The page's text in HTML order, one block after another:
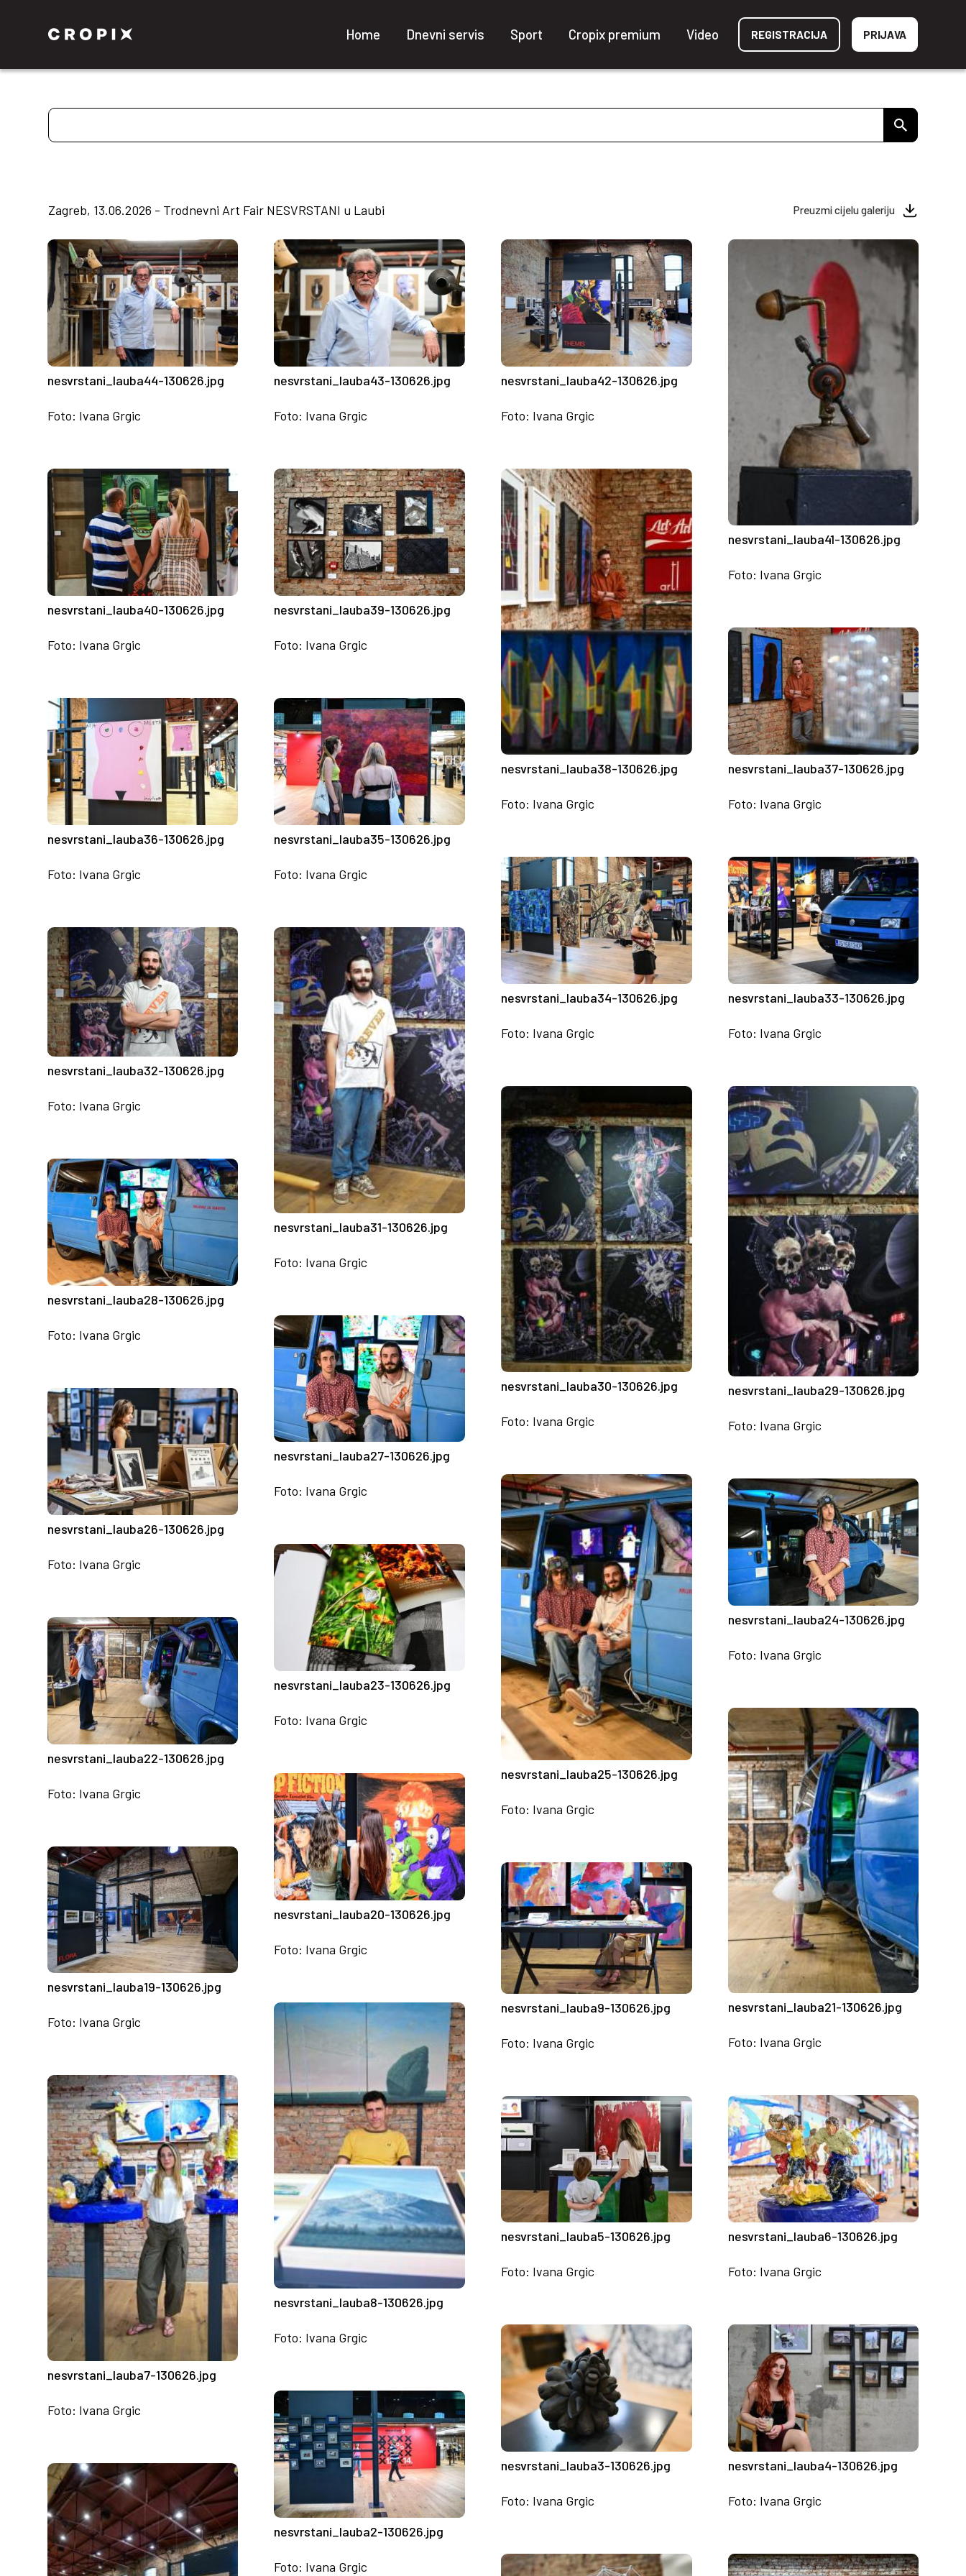
Home Dnevni servis Sport Cropix premium Video REGISTRACIJA PRIJAVA
Zagreb, 13.06.2026 - Trodnevni Art Fair NESVRSTANI u Laubi Preuzmi cijelu galeriju
nesvrstani_lauba44-130626.jpg
Foto: Ivana Grgic
nesvrstani_lauba43-130626.jpg
Foto: Ivana Grgic
nesvrstani_lauba42-130626.jpg
Foto: Ivana Grgic
nesvrstani_lauba41-130626.jpg
Foto: Ivana Grgic
nesvrstani_lauba40-130626.jpg
Foto: Ivana Grgic
nesvrstani_lauba39-130626.jpg
Foto: Ivana Grgic
nesvrstani_lauba38-130626.jpg
Foto: Ivana Grgic
nesvrstani_lauba37-130626.jpg
Foto: Ivana Grgic
nesvrstani_lauba36-130626.jpg
Foto: Ivana Grgic
nesvrstani_lauba35-130626.jpg
Foto: Ivana Grgic
nesvrstani_lauba34-130626.jpg
Foto: Ivana Grgic
nesvrstani_lauba33-130626.jpg
Foto: Ivana Grgic
nesvrstani_lauba32-130626.jpg
Foto: Ivana Grgic
nesvrstani_lauba31-130626.jpg
Foto: Ivana Grgic
nesvrstani_lauba30-130626.jpg
Foto: Ivana Grgic
nesvrstani_lauba29-130626.jpg
Foto: Ivana Grgic
nesvrstani_lauba28-130626.jpg
Foto: Ivana Grgic
nesvrstani_lauba27-130626.jpg
Foto: Ivana Grgic
nesvrstani_lauba26-130626.jpg
Foto: Ivana Grgic
nesvrstani_lauba25-130626.jpg
Foto: Ivana Grgic
nesvrstani_lauba24-130626.jpg
Foto: Ivana Grgic
nesvrstani_lauba23-130626.jpg
Foto: Ivana Grgic
nesvrstani_lauba22-130626.jpg
Foto: Ivana Grgic
nesvrstani_lauba21-130626.jpg
Foto: Ivana Grgic
nesvrstani_lauba20-130626.jpg
Foto: Ivana Grgic
nesvrstani_lauba19-130626.jpg
Foto: Ivana Grgic
nesvrstani_lauba9-130626.jpg
Foto: Ivana Grgic
nesvrstani_lauba8-130626.jpg
Foto: Ivana Grgic
nesvrstani_lauba7-130626.jpg
Foto: Ivana Grgic
nesvrstani_lauba6-130626.jpg
Foto: Ivana Grgic
nesvrstani_lauba5-130626.jpg
Foto: Ivana Grgic
nesvrstani_lauba4-130626.jpg
Foto: Ivana Grgic
nesvrstani_lauba3-130626.jpg
Foto: Ivana Grgic
nesvrstani_lauba2-130626.jpg
Foto: Ivana Grgic